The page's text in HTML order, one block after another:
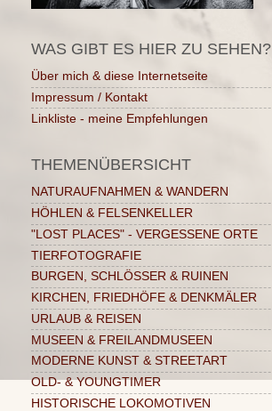
WAS GIBT ES HIER ZU SEHEN?
Über mich & diese Internetseite
Impressum / Kontakt
Linkliste - meine Empfehlungen
THEMENÜBERSICHT
NATURAUFNAHMEN & WANDERN
HÖHLEN & FELSENKELLER
"LOST PLACES" - VERGESSENE ORTE
TIERFOTOGRAFIE
BURGEN, SCHLÖSSER & RUINEN
KIRCHEN, FRIEDHÖFE & DENKMÄLER
URLAUB & REISEN
MUSEEN & FREILANDMUSEEN
MODERNE KUNST & STREETART
OLD- & YOUNGTIMER
HISTORISCHE LOKOMOTIVEN